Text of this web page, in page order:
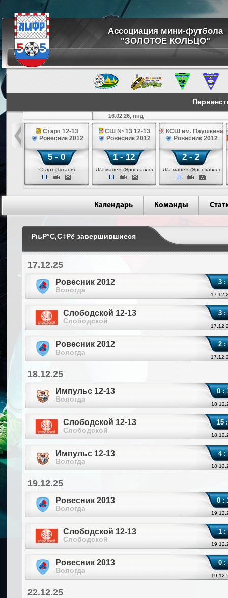
Ассоциация мини-футбола
"ЗОЛОТОЕ КОЛЬЦО"
2012
Старт 12-13
Ровесник 2012
5 - 0
Старт (Тутаев)
16.02.26, пнд
СШ № 13 12-13
Ровесник 2012
1 - 12
Л/а манеж (Ярославль)
КСШ им. Паушкина
Ровесник 2012
2 - 2
Л/а манеж (Ярославль)
Календарь Команды
РњР°С‚С‡Рё завершившиеся
17.12.25
Ровесник 2012
Вологда
3 :
Слободской 12-13
Слободской
3 :
Ровесник 2012
Вологда
2 :
18.12.25
Импульс 12-13
Вологда
0 :
Слободской 12-13
Слободской
15
Импульс 12-13
Вологда
4 :
19.12.25
Ровесник 2013
Вологда
0 :
Слободской 12-13
Слободской
1 :
Ровесник 2013
Вологда
0 :
22.12.25